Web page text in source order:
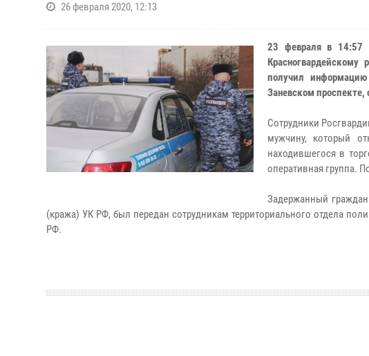
26 февраля 2020, 12:13
23 февраля в 14:57
Красногвардейскому
получил
Заневском проспекте,
Сотрудники
мужчину, который
находившегося в
оперативная группа.
Задержанный
(кража) УК РФ, был передан сотрудникам территориального отдела
РФ.